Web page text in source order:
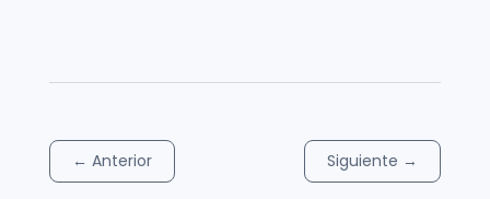
← Anterior Siguiente →